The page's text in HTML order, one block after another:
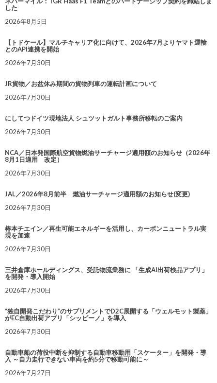
した
2026年8月5日
【トドケール】マルチキャリア化に向けて、2026年7月よりヤマト運輸
とのAPI連携を開始
2026年7月30日
JR貨物／お盆休み期間の貨物列車の運転計画について
2026年7月30日
にしてつドイツ現地法人 シュツットガルト事務所移転のご案内
2026年7月30日
NCA／日本発国際航空貨物燃油サーチャージ適用額のお知らせ（2026年
8月1日適用 改定）
2026年7月30日
JAL／2026年8月前半 燃油サーチャージ適用額のお知らせ(変更)
2026年7月30日
椿本チエイン／再生可能エネルギーを活用し、カーボンニュートラル実
現を加速
2026年7月30日
三井倉庫ホールディングス、受託物流業務に 「生成AI出荷検品アプリ」
を開発・導入開始
2026年7月30日
“独自開発こだわり”のサプリメントでD2C展開する「ウェルモット製薬」
がEC自動出荷アプリ「シッピーノ」を導入
2026年7月30日
自動車船の荷役中断を抑制する自動車移動用「スケーター」を開発・導
入 ～自力走行できない車両を約5分で移動可能に～
2026年7月27日